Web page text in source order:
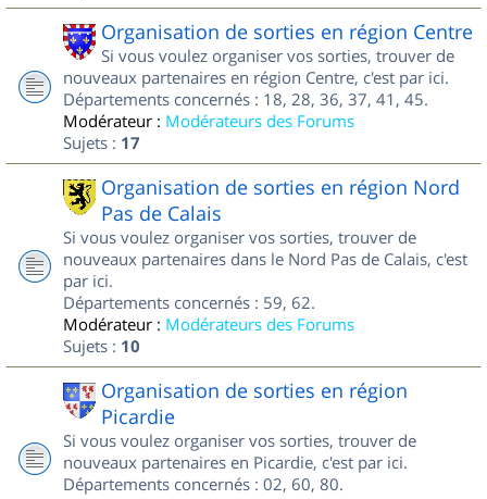
Organisation de sorties en région Centre
Si vous voulez organiser vos sorties, trouver de
nouveaux partenaires en région Centre, c'est par ici.
Départements concernés : 18, 28, 36, 37, 41, 45.
Modérateur : Modérateurs des Forums
Sujets : 17
Organisation de sorties en région Nord
Pas de Calais
Si vous voulez organiser vos sorties, trouver de
nouveaux partenaires dans le Nord Pas de Calais, c'est
par ici.
Départements concernés : 59, 62.
Modérateur : Modérateurs des Forums
Sujets : 10
Organisation de sorties en région
Picardie
Si vous voulez organiser vos sorties, trouver de
nouveaux partenaires en Picardie, c'est par ici.
Départements concernés : 02, 60, 80.